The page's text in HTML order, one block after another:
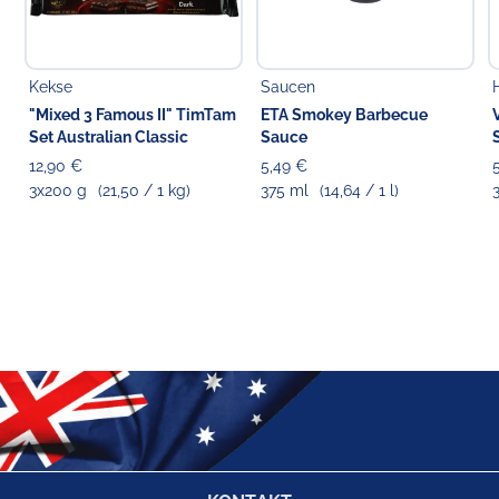
Kekse
"Mixed 3 Famous II" TimTam
Set Australian Classic
12,90 €
3x200 g
(21,50 / 1 kg)
Saucen
ETA Smokey Barbecue
Sauce
5,49 €
375 ml
(14,64 / 1 l)